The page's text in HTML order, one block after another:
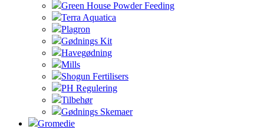
Green House Powder Feeding
Terra Aquatica
Plagron
Gødnings Kit
Havegødning
Mills
Shogun Fertilisers
PH Regulering
Tilbehør
Gødnings Skemaer
Gromedie